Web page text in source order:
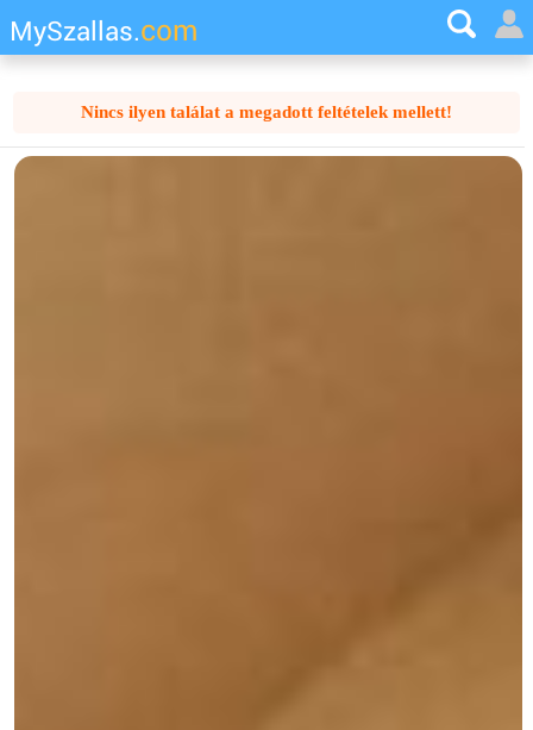
MySzallas.com
Nincs ilyen találat a megadott feltételek mellett!